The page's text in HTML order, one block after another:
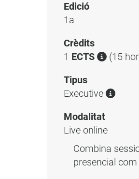
Edició
1a
Crèdits
1 ECTS
(15
Tipus
Executive
Modalitat
Live online
Combina
presencial